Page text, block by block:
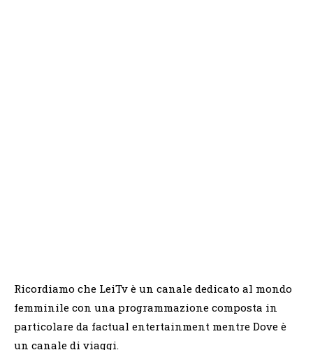
Ricordiamo che LeiTv è un canale dedicato al mondo
femminile con una programmazione composta in
particolare da factual entertainment mentre Dove è
un canale di viaggi.